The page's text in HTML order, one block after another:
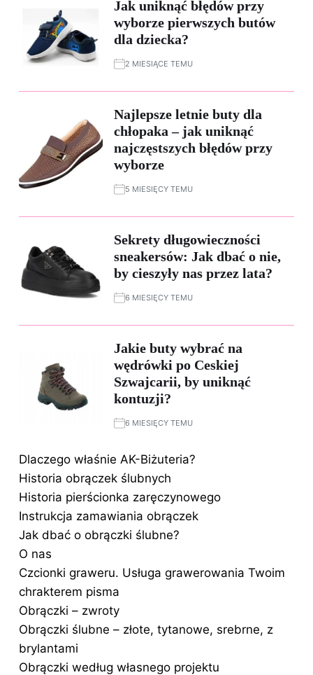
Jak uniknąć błędów przy
wyborze pierwszych butów
dla dziecka?
2 MIESIĄCE TEMU
Najlepsze letnie buty dla
chłopaka – jak uniknąć
najczęstszych błędów przy
wyborze
5 MIESIĘCY TEMU
Sekrety długowieczności
sneakersów: Jak dbać o nie,
by cieszyły nas przez lata?
6 MIESIĘCY TEMU
Jakie buty wybrać na
wędrówki po Ceskiej
Szwajcarii, by uniknąć
kontuzji?
6 MIESIĘCY TEMU
Dlaczego właśnie AK-Biżuteria?
Historia obrączek ślubnych
Historia pierścionka zaręczynowego
Instrukcja zamawiania obrączek
Jak dbać o obrączki ślubne?
O nas
Czcionki graweru. Usługa grawerowania Twoim
chrakterem pisma
Obrączki – zwroty
Obrączki ślubne – złote, tytanowe, srebrne, z
brylantami
Obrączki według własnego projektu